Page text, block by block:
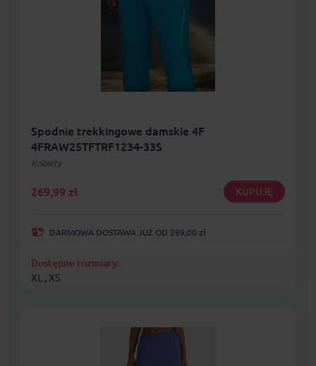
Spodnie trekkingowe damskie 4F
4FRAW25TFTRF1234-33S
Kobiety
269,99 zł KUPUJĘ
DARMOWA DOSTAWA JUŻ OD 299,00 zł
Dostępne rozmiary:
XL , XS